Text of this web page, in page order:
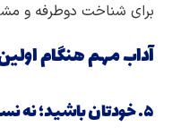
برای شناخت دوطرفه و
آداب مهم هنگام
۵. خودتان باشید؛ نه